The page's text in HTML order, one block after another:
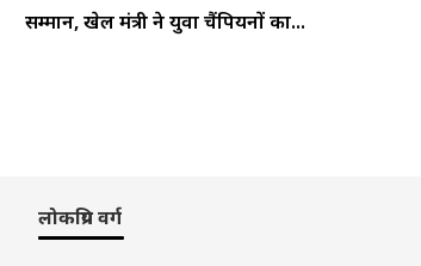
सम्मान, खेल मंत्री ने युवा चैंपियनों का...
लोकप्रिय वर्ग